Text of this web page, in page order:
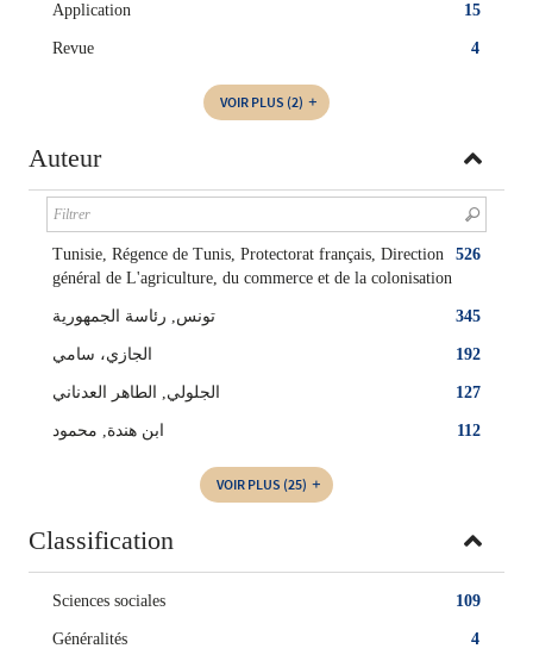
15
Application
4
Revue
VOIR PLUS (2)
Auteur
526
Tunisie, Régence de Tunis, Protectorat français, Direction
général de L'agriculture, du commerce et de la colonisation
345 تونس, رئاسة الجمهورية
192 الجازي، سامي
127 الجلولي, الطاهر العدناني
112 ابن هندة, محمود
VOIR PLUS (25)
Classification
109
Sciences sociales
4
Généralités